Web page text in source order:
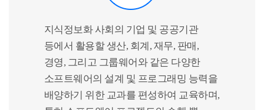
지식정보화 사회의 기업 및 공공기관
등에서 활용할 생산, 회계, 재무, 판매,
경영, 그리고 그룹웨어와 같은 다양한
소프트웨어의 설계 및 프로그래밍 능력을
배양하기 위한 교과를 편성하여 교육하며,